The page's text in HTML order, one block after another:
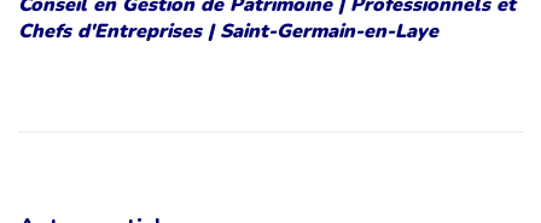
Chefs d'Entreprises | Saint-Germain-en-Laye